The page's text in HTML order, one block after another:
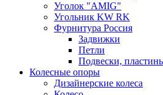
Уголок "AMIG"
Угольник KW RK
Фурнитура Россия
Задвижки
Петли
Подвески,
Колесные опоры
Дизайнерские колеса